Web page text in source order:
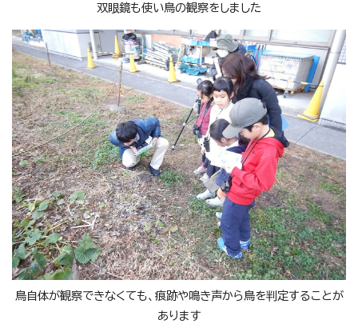
双眼鏡も使い鳥の観察をしました
鳥自体が観察できなくても、痕跡や鳴き声から鳥を判定することが
あります